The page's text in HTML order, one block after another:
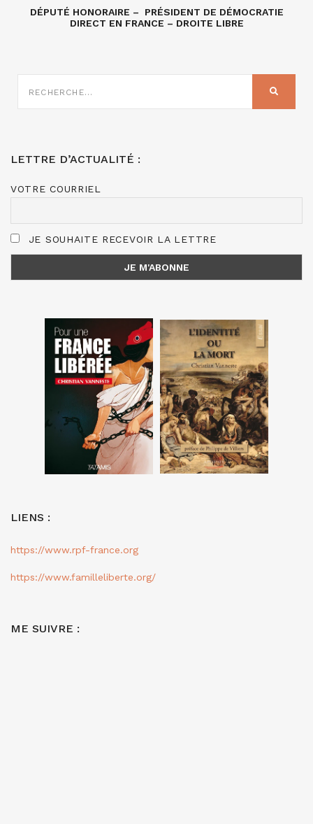
DÉPUTÉ HONORAIRE – PRÉSIDENT DE DÉMOCRATIE
DIRECT EN FRANCE – DROITE LIBRE
SUR
LETTRE D’ACTUALITÉ :
VOTRE COURRIEL
JE SOUHAITE RECEVOIR LA LETTRE
LIENS :
https://www.rpf-france.org
https://www.familleliberte.org/
ME SUIVRE :